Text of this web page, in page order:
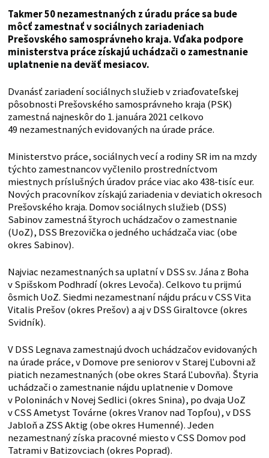
Takmer 50 nezamestnaných z úradu práce sa bude
môcť zamestnať v sociálnych zariadeniach
Prešovského samosprávneho kraja. Vďaka podpore
ministerstva práce získajú uchádzači o zamestnanie
uplatnenie na deväť mesiacov.
Dvanásť zariadení sociálnych služieb v zriaďovateľskej
pôsobnosti Prešovského samosprávneho kraja (PSK)
zamestná najneskôr do 1. januára 2021 celkovo
49 nezamestnaných evidovaných na úrade práce.
Ministerstvo práce, sociálnych vecí a rodiny SR im na mzdy
týchto zamestnancov vyčlenilo prostredníctvom
miestnych príslušných úradov práce viac ako 438-tisíc eur.
Nových pracovníkov získajú zariadenia v deviatich okresoch
Prešovského kraja. Domov sociálnych služieb (DSS)
Sabinov zamestná štyroch uchádzačov o zamestnanie
(UoZ), DSS Brezovička o jedného uchádzača viac (obe
okres Sabinov).
Najviac nezamestnaných sa uplatní v DSS sv. Jána z Boha
v Spišskom Podhradí (okres Levoča). Celkovo tu prijmú
ôsmich UoZ. Siedmi nezamestnaní nájdu prácu v CSS Vita
Vitalis Prešov (okres Prešov) a aj v DSS Giraltovce (okres
Svidník).
V DSS Legnava zamestnajú dvoch uchádzačov evidovaných
na úrade práce, v Domove pre seniorov v Starej Ľubovni až
piatich nezamestnaných (obe okres Stará Ľubovňa). Štyria
uchádzači o zamestnanie nájdu uplatnenie v Domove
v Poloninách v Novej Sedlici (okres Snina), po dvaja UoZ
v CSS Ametyst Továrne (okres Vranov nad Topľou), v DSS
Jabloň a ZSS Aktig (obe okres Humenné). Jeden
nezamestnaný získa pracovné miesto v CSS Domov pod
Tatrami v Batizovciach (okres Poprad).